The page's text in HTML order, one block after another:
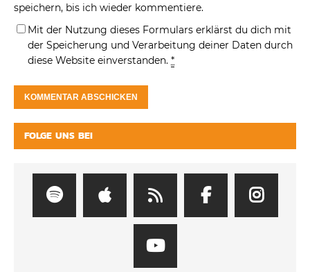
speichern, bis ich wieder kommentiere.
Mit der Nutzung dieses Formulars erklärst du dich mit
der Speicherung und Verarbeitung deiner Daten durch
diese Website einverstanden. *
FOLGE UNS BEI